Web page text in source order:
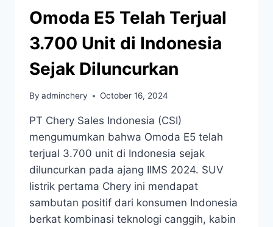
Omoda E5 Telah Terjual
3.700 Unit di Indonesia
Sejak Diluncurkan
By adminchery October 16, 2024
PT Chery Sales Indonesia (CSI)
mengumumkan bahwa Omoda E5 telah
terjual 3.700 unit di Indonesia sejak
diluncurkan pada ajang IIMS 2024. SUV
listrik pertama Chery ini mendapat
sambutan positif dari konsumen Indonesia
berkat kombinasi teknologi canggih, kabin